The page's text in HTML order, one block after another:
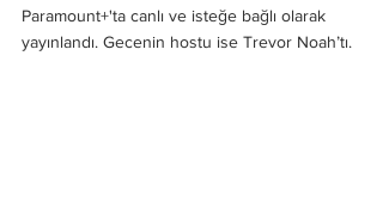
Paramount+'ta canlı ve isteğe bağlı olarak
yayınlandı. Gecenin hostu ise Trevor Noah’tı.